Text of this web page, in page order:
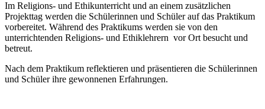
Im Religions- und Ethikunterricht und an einem zusätzlichen
Projekttag werden die Schülerinnen und Schüler auf das Praktikum
vorbereitet. Während des Praktikums werden sie von den
unterrichtenden Religions- und Ethiklehrern vor Ort besucht und
betreut.
Nach dem Praktikum reflektieren und präsentieren die Schülerinnen
und Schüler ihre gewonnenen Erfahrungen.